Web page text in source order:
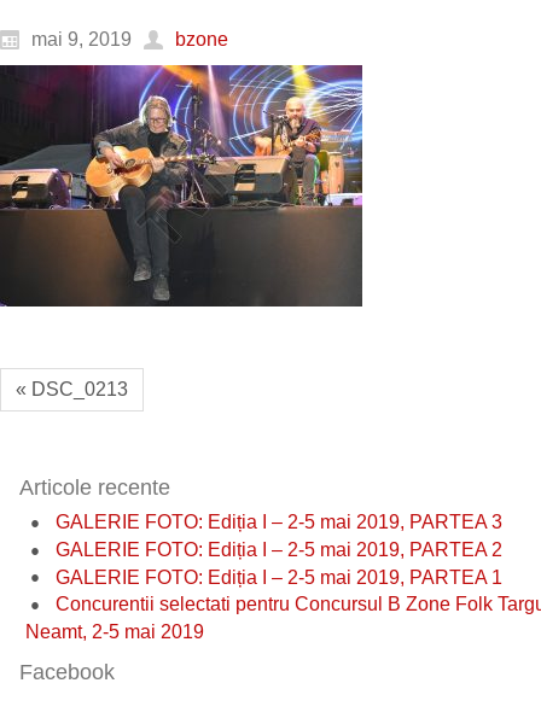
mai 9, 2019 bzone
« DSC_0213
Articole recente
GALERIE FOTO: Ediția I – 2-5 mai 2019, PARTEA 3
GALERIE FOTO: Ediția I – 2-5 mai 2019, PARTEA 2
GALERIE FOTO: Ediția I – 2-5 mai 2019, PARTEA 1
Concurentii selectati pentru Concursul B Zone Folk
Neamt, 2-5 mai 2019
Facebook